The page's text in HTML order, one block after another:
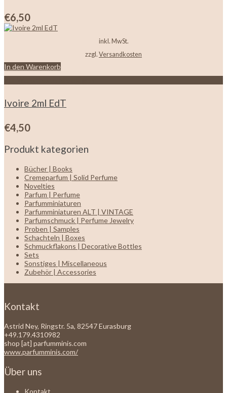
€6,50
inkl. MwSt.
zzgl. Versandkosten
In den Warenkorb
Ivoire 2ml EdT
€4,50
Produkt kategorien
Bücher | Books
Cremeparfum | Solid Perfume
Novelties
Parfum | Perfume
Parfumminiaturen
Parfumminiaturen ALT | VINTAGE
Parfumschmuck | Perfume Jewelry
Proben | Samples
Schachteln | Boxes
Schmuckflakons | Decorative Bottles
Sets
Sonstiges | Miscellaneous
Zubehör | Accessories
Kontakt
Astrid Ney, Ringstr. 5a, 82547 Eurasburg
+49.179.4310982
shop [at] parfumminis.com
www.parfumminis.com/
Über uns